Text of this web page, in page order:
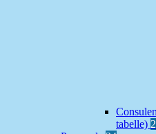
tabelle) 2